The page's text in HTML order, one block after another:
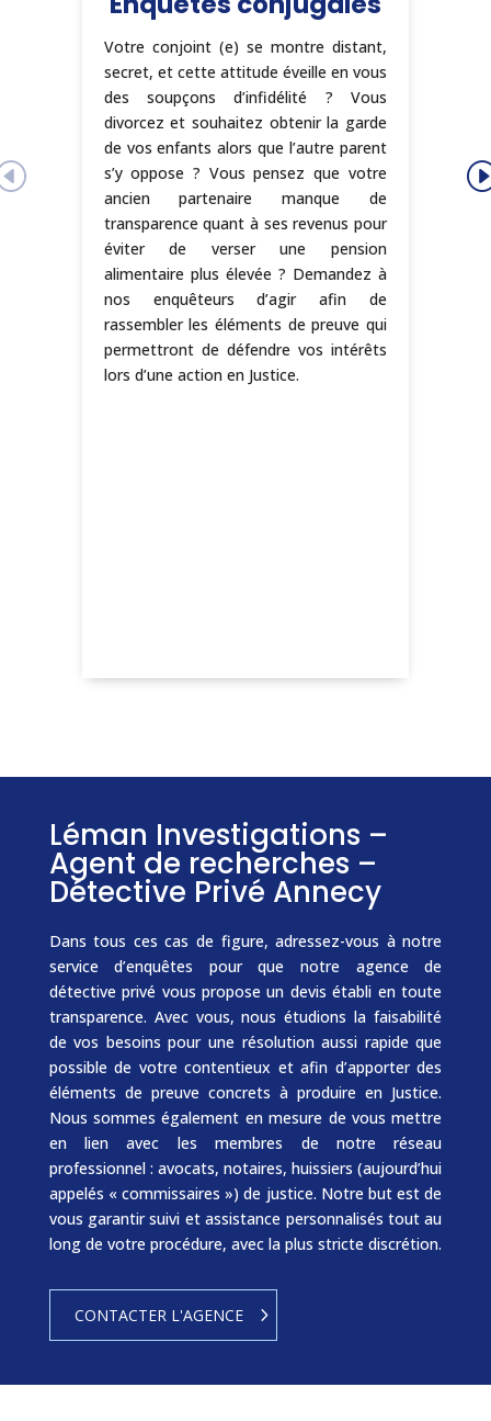
Votre conjoint (e) se montre distant,
secret, et cette attitude éveille en vous
des soupçons d’infidélité ? Vous
divorcez et souhaitez obtenir la garde
de vos enfants alors que l’autre parent
s’y oppose ? Vous pensez que votre
ancien partenaire manque de
transparence quant à ses revenus pour
éviter de verser une pension
alimentaire plus élevée ? Demandez à
nos enquêteurs d’agir afin de
rassembler les éléments de preuve qui
permettront de défendre vos intérêts
lors d’une action en Justice.
Léman Investigations –
Agent de recherches –
Détective Privé Annecy
Dans tous ces cas de figure, adressez-vous à notre
service d’enquêtes pour que notre agence de
détective privé vous propose un devis établi en toute
transparence. Avec vous, nous étudions la faisabilité
de vos besoins pour une résolution aussi rapide que
possible de votre contentieux et afin d’apporter des
éléments de preuve concrets à produire en Justice.
Nous sommes également en mesure de vous mettre
en lien avec les membres de notre réseau
professionnel : avocats, notaires, huissiers (aujourd’hui
appelés « commissaires ») de justice. Notre but est de
vous garantir suivi et assistance personnalisés tout au
long de votre procédure, avec la plus stricte discrétion.
CONTACTER L'AGENCE